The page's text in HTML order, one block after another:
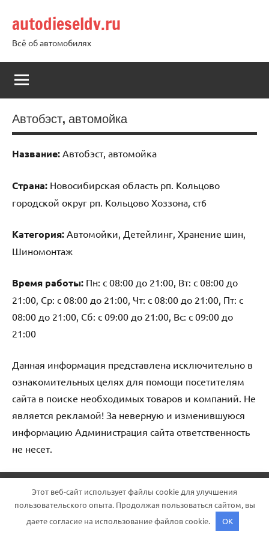
содержимому
autodieseldv.ru
Всё об автомобилях
Автобэст, автомойка
Название: Автобэст, автомойка
Страна: Новосибирская область рп. Кольцово
городской округ рп. Кольцово Хоззона, ст6
Категория: Автомойки, Детейлинг, Хранение шин,
Шиномонтаж
Время работы: Пн: с 08:00 до 21:00, Вт: с 08:00 до
21:00, Ср: с 08:00 до 21:00, Чт: с 08:00 до 21:00, Пт: с
08:00 до 21:00, Сб: с 09:00 до 21:00, Вс: с 09:00 до
21:00
Данная информация представлена исключительно в
ознакомительных целях для помощи посетителям
сайта в поиске необходимых товаров и компаний. Не
является рекламой! За неверную и изменившуюся
информацию Администрация сайта ответственность
не несет.
Этот веб-сайт использует файлы cookie для улучшения
пользовательского опыта. Продолжая пользоваться сайтом, вы
даете согласие на использование файлов cookie.
OK